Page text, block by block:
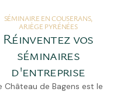
SÉMINAIRE EN COUSERANS,
ARIÈGE PYRÉNÉES
Réinventez vos
séminaires
d'entreprise
Château de Bagens est le